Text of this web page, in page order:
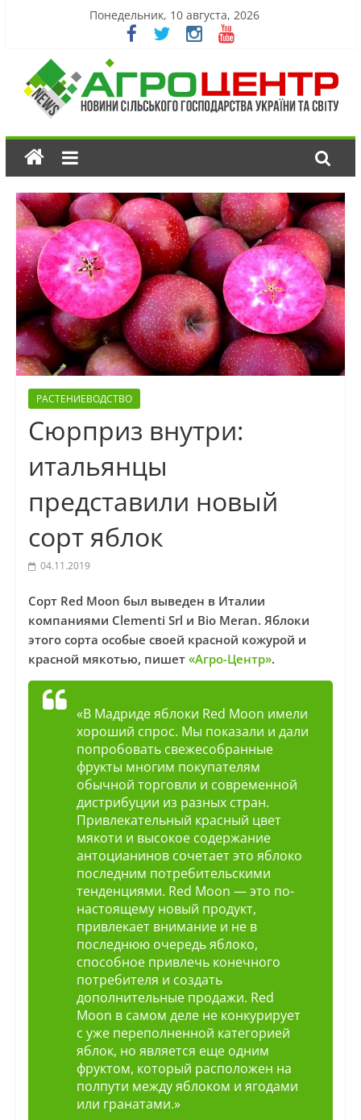
Понедельник, 10 августа, 2026
РАСТЕНИЕВОДСТВО
Сюрприз внутри:
итальянцы
представили новый
сорт яблок
04.11.2019
Сорт Red Moon был выведен в Италии
компаниями Clementi Srl и Bio Meran. Яблоки
этого сорта особые своей красной кожурой и
красной мякотью, пишет «Агро-Центр».
«В Мадриде яблоки Red Moon имели
хороший спрос. Мы показали и дали
попробовать свежесобранные
фрукты многим покупателям
обычной торговли и современной
дистрибуции из разных стран.
Привлекательный красный цвет
мякоти и высокое содержание
антоцианинов сочетает это яблоко
последним потребительскими
тенденциями. Red Moon — это по-
настоящему новый продукт,
привлекает внимание и не в
последнюю очередь яблоко,
способное привлечь конечного
потребителя и создать
дополнительные продажи. Red
Moon в самом деле не конкурирует
с уже переполненной категорией
яблок, но является еще одним
фруктом, который расположен на
полпути между яблоком и ягодами
или гранатами.»